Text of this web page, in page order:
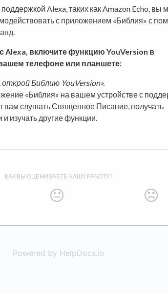
Alexa, таких как Amazon Echo, вы
с приложением «Библия» с
Alexa, включите функцию YouVersion в
телефоне или планшете:
открой Библию YouVersion».
«Библия» на вашем устройстве с
вам слушать Священное Писание, получать
изучать другие функции.
КАК ВЫ ОЦЕНИВАЕТЕ НАШУ РАБОТУ?
Powered by HelpDocs.io